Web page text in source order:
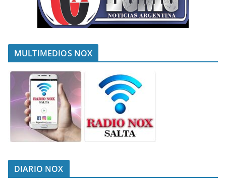
MULTIMEDIOS NOX
DIARIO NOX